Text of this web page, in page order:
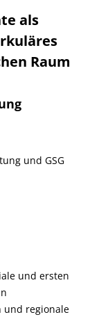
als
Raum
und GSG
und ersten
und regionale